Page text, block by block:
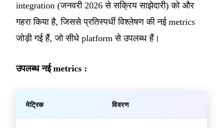
integration (जनवरी 2026 से सक्रिय साझेदारी) को और
गहरा किया है, जिससे प्रतिस्पर्धी विश्लेषण की नई metrics
जोड़ी गई हैं, जो सीधे platform से उपलब्ध हैं।
उपलब्ध नई metrics :
मेट्रिक विवरण